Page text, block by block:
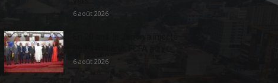
6 août 2026
6 août 2026